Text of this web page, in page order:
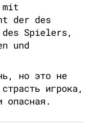
mit
der des
Spielers,
und
но это не
игрока,
опасная.